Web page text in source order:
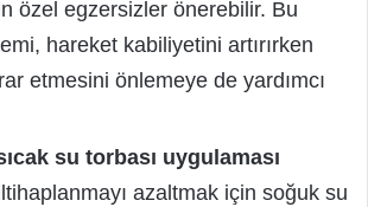
özel egzersizler önerebilir. Bu
hareket kabiliyetini artırırken
etmesini önlemeye de yardımcı
su torbası uygulaması
azaltmak için soğuk su